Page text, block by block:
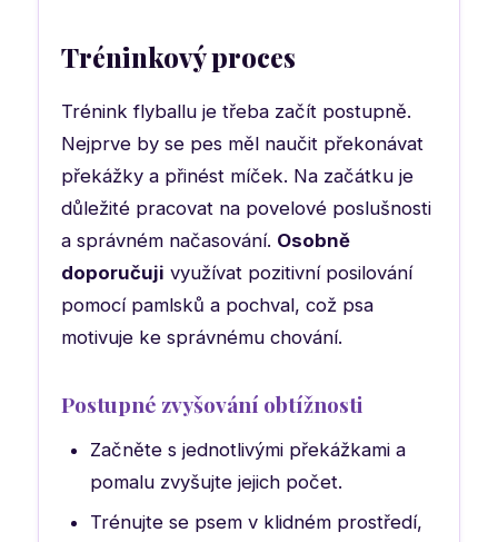
Tréninkový proces
Trénink flyballu je třeba začít postupně.
Nejprve by se pes měl naučit překonávat
překážky a přinést míček. Na začátku je
důležité pracovat na povelové poslušnosti
a správném načasování. Osobně
doporučuji využívat pozitivní posilování
pomocí pamlsků a pochval, což psa
motivuje ke správnému chování.
Postupné zvyšování obtížnosti
Začněte s jednotlivými překážkami a
pomalu zvyšujte jejich počet.
Trénujte se psem v klidném prostředí,